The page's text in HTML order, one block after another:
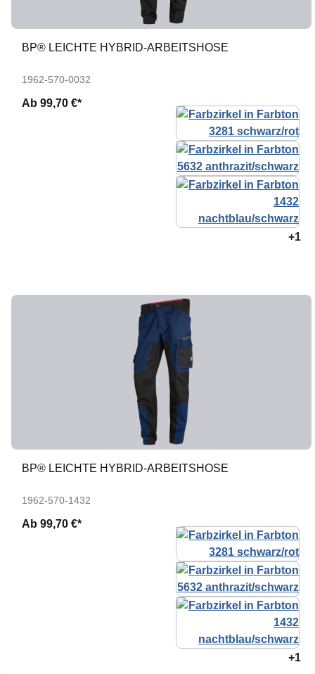
BP® LEICHTE HYBRID-ARBEITSHOSE
1962-570-0032
Ab 99,70 €*
+1
BP® LEICHTE HYBRID-ARBEITSHOSE
1962-570-1432
Ab 99,70 €*
+1